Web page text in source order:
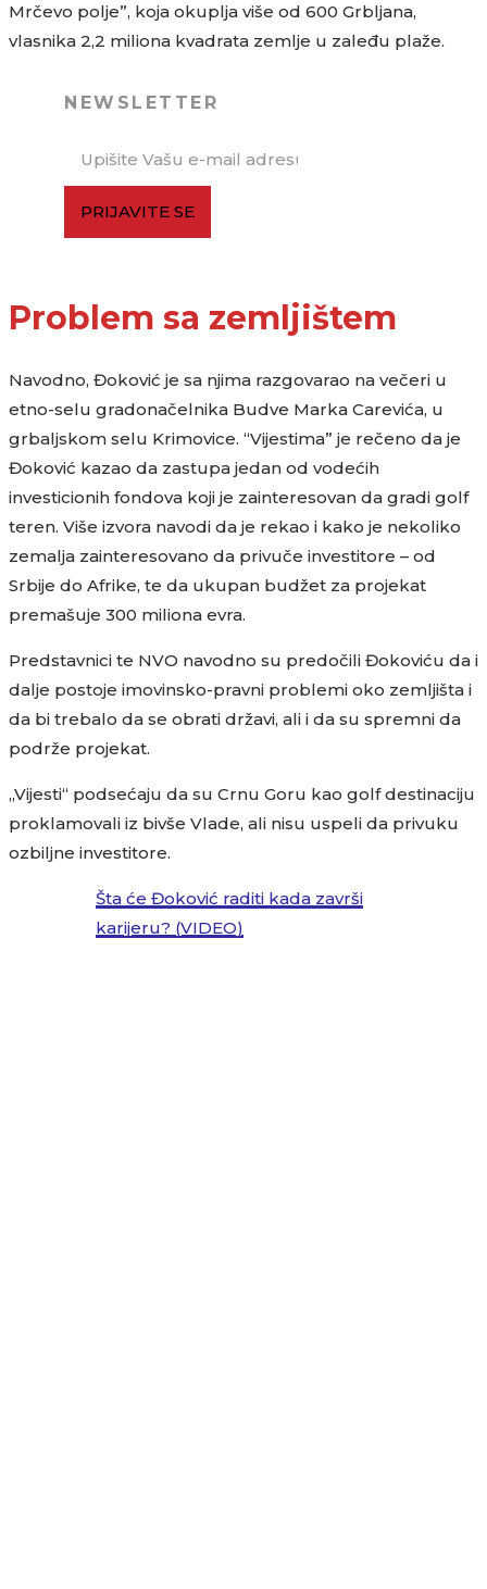
Mrčevo polje”, koja okuplja više od 600 Grbljana,
vlasnika 2,2 miliona kvadrata zemlje u zaleđu plaže.
NEWSLETTER
PRIJAVITE SE
Problem sa zemljištem
Navodno, Đoković je sa njima razgovarao na večeri u
etno-selu gradonačelnika Budve Marka Carevića, u
grbaljskom selu Krimovice. “Vijestima” je rečeno da je
Đoković kazao da zastupa jedan od vodećih
investicionih fondova koji je zainteresovan da gradi golf
teren. Više izvora navodi da je rekao i kako je nekoliko
zemalja zainteresovano da privuče investitore – od
Srbije do Afrike, te da ukupan budžet za projekat
premašuje 300 miliona evra.
Predstavnici te NVO navodno su predočili Đokoviću da i
dalje postoje imovinsko-pravni problemi oko zemljišta i
da bi trebalo da se obrati državi, ali i da su spremni da
podrže projekat.
„Vijesti“ podsećaju da su Crnu Goru kao golf destinaciju
proklamovali iz bivše Vlade, ali nisu uspeli da privuku
ozbiljne investitore.
Šta će Đoković raditi kada završi
karijeru? (VIDEO)